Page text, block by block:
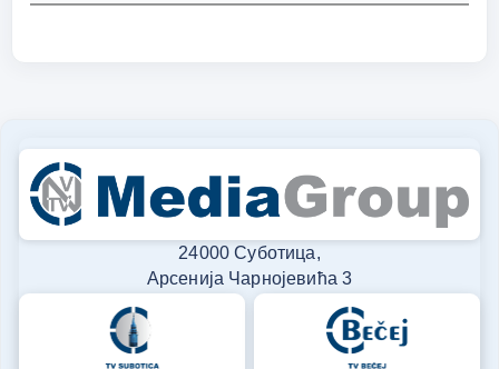
24000 Суботица,
Арсенија Чарнојевића 3